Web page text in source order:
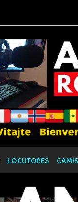
LOCUTORES